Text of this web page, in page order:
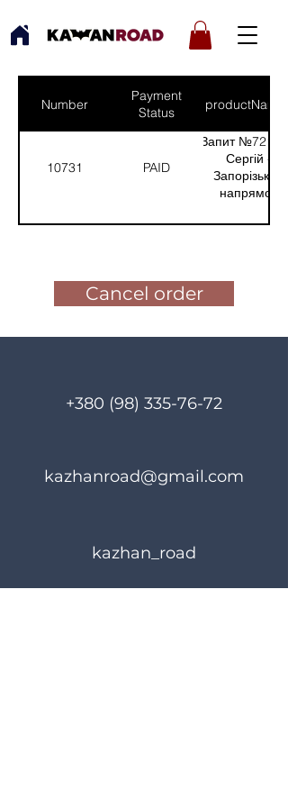
Number
Payment
Status
productNames
10731 PAID
Запит №721 від:
Сергій -
Запорізький
напрямок
1)
Cancel order
+380 (98) 335-76-72
kazhanroad@gmail.com
kazhan_road